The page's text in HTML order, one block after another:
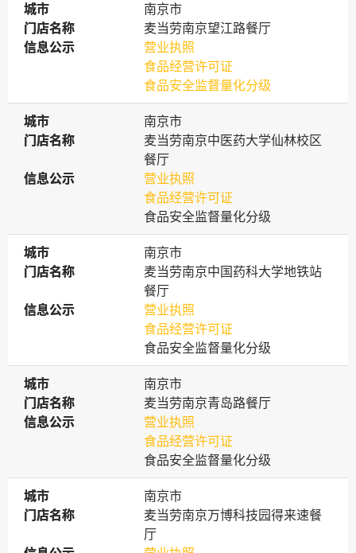
城市
城市
南京市
门店名称
门店名称
麦当劳南京望江路餐厅
信息公示
信息公示
营业执照
食品经营许可证
食品安全监督量化分级
城市
城市
南京市
门店名称
门店名称
麦当劳南京中医药大学仙林校区
餐厅
信息公示
信息公示
营业执照
食品经营许可证
食品安全监督量化分级
城市
城市
南京市
门店名称
门店名称
麦当劳南京中国药科大学地铁站
餐厅
信息公示
信息公示
营业执照
食品经营许可证
食品安全监督量化分级
城市
城市
南京市
门店名称
门店名称
麦当劳南京青岛路餐厅
信息公示
信息公示
营业执照
食品经营许可证
食品安全监督量化分级
城市
城市
南京市
门店名称
门店名称
麦当劳南京万博科技园得来速餐
厅